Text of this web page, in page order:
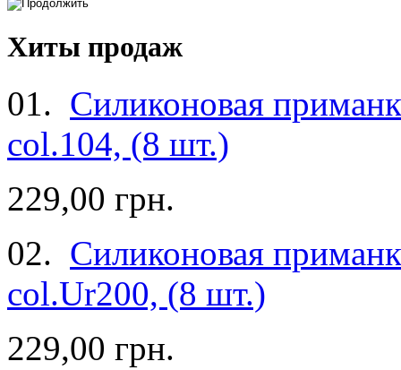
Хиты продаж
01. Силиконовая
col.104, (8 шт.)
229,00 грн.
02. Силиконовая
col.Ur200, (8 шт.)
229,00 грн.